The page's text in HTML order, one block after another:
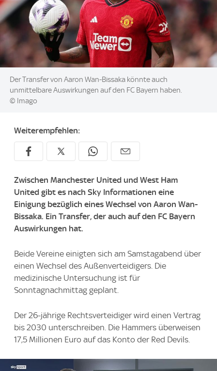
Image:
Der Transfer von Aaron Wan-Bissaka könnte auch
unmittelbare Auswirkungen auf den FC Bayern haben.
© Imago
Weiterempfehlen:
Zwischen Manchester United und West Ham
United gibt es nach Sky Informationen eine
Einigung bezüglich eines Wechsel von Aaron Wan-
Bissaka. Ein Transfer, der auch auf den FC Bayern
Auswirkungen hat.
Beide Vereine einigten sich am Samstagabend über
einen Wechsel des Außenverteidigers. Die
medizinische Untersuchung ist für
Sonntagnachmittag geplant.
Der 26-jährige Rechtsverteidiger wird einen Vertrag
bis 2030 unterschreiben. Die Hammers überweisen
17,5 Millionen Euro auf das Konto der Red Devils.